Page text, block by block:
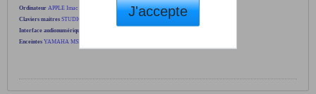
Ordinateur APPLE Imac 21,5"- Core I5 - 8Go
Claviers maitres STUDIOLOGIC SL990 PRO - M-AUDIO CODE49
Interface audionumérique
Enceintes YAMAHA MSP5
J'accepte